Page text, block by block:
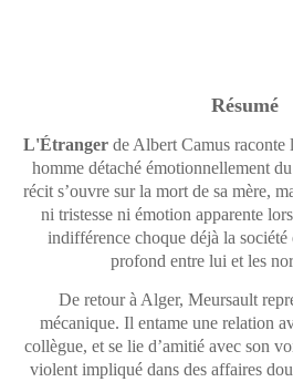
Résumé
L'Étranger deAlbert Camus raconte
homme détaché émotionnellement
récit s’ouvre sur la mort de sa mère,
ni tristesse ni émotion apparente
indifférence choque déjà la société
profond entre lui et les
De retour à Alger, Meursault
mécanique. Il entame une relation
collègue, et se lie d’amitié avec son
violent impliqué dans des affaires